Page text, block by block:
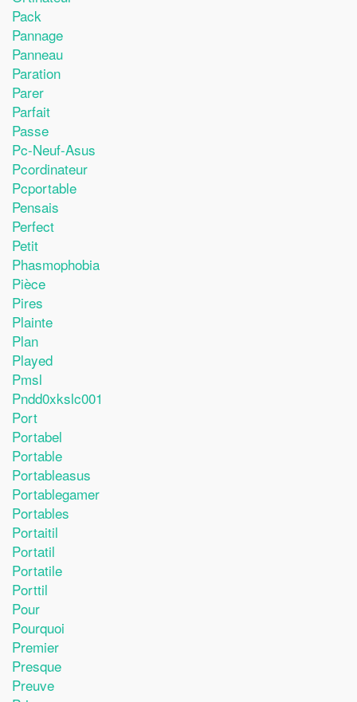
Pack
Pannage
Panneau
Paration
Parer
Parfait
Passe
Pc-Neuf-Asus
Pcordinateur
Pcportable
Pensais
Perfect
Petit
Phasmophobia
Pièce
Pires
Plainte
Plan
Played
Pmsl
Pndd0xkslc001
Port
Portabel
Portable
Portableasus
Portablegamer
Portables
Portaitil
Portatil
Portatile
Porttil
Pour
Pourquoi
Premier
Presque
Preuve